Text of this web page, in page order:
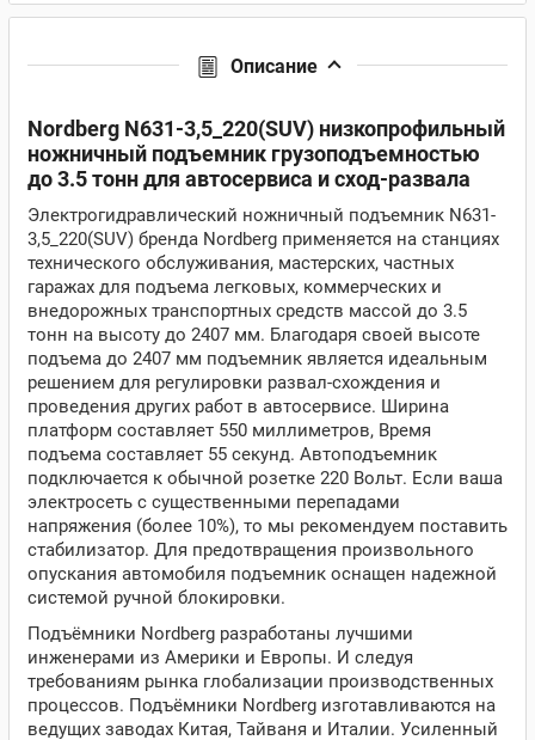
Описание
Nordberg N631-3,5_220(SUV) низкопрофильный
ножничный подъемник грузоподъемностью
до 3.5 тонн для автосервиса и сход-развала
Электрогидравлический ножничный подъемник N631-
3,5_220(SUV) бренда Nordberg применяется на станциях
технического обслуживания, мастерских, частных
гаражах для подъема легковых, коммерческих и
внедорожных транспортных средств массой до 3.5
тонн на высоту до 2407 мм. Благодаря своей высоте
подъема до 2407 мм подъемник является идеальным
решением для регулировки развал-схождения и
проведения других работ в автосервисе. Ширина
платформ составляет 550 миллиметров, Время
подъема составляет 55 секунд. Автоподъемник
подключается к обычной розетке 220 Вольт. Если ваша
электросеть с существенными перепадами
напряжения (более 10%), то мы рекомендуем поставить
стабилизатор. Для предотвращения произвольного
опускания автомобиля подъемник оснащен надежной
системой ручной блокировки.
Подъёмники Nordberg разработаны лучшими
инженерами из Америки и Европы. И следуя
требованиям рынка глобализации производственных
процессов. Подъёмники Nordberg изготавливаются на
ведущих заводах Китая, Тайваня и Италии. Усиленный